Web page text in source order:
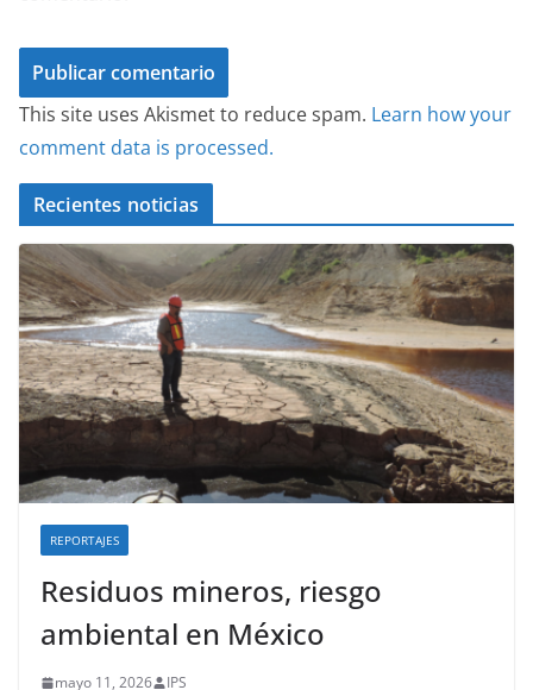
This site uses Akismet to reduce spam. Learn how your
comment data is processed.
Recientes noticias
REPORTAJES
Residuos mineros, riesgo
ambiental en México
mayo 11, 2026 IPS